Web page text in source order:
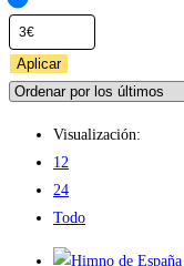
Aplicar
Visualización:
12
24
Todo